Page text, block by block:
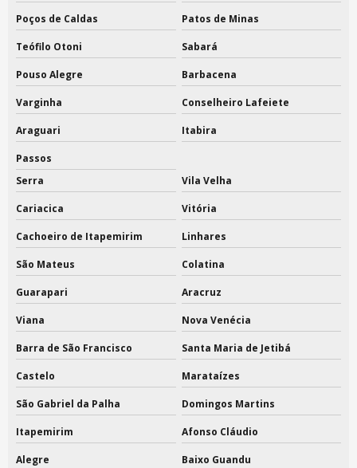
Fabrica de sacolas ecobag
Fábrica de sacolas tnt personalizadas
Fábrica sacos tnt
Fabricante de ecobag
Fabricante de sacolas tnt
Fornecedor de sacolas tnt
Preço de capa para ternos
Saco alvejado flanelado
Saco de sapatos com visor
Saco tnt branco
Saco tnt com cordão
Saco tnt em são paulo
Saco tnt para sapato
Saco tnt preços
Saco tnt preto
Poços de Caldas Patos de Minas
Teófilo Otoni Sabará
Pouso Alegre Barbacena
Varginha Conselheiro Lafeiete
Araguari Itabira
Passos
Serra
Vila Velha
Cariacica Vitória
Cachoeiro de Itapemirim Linhares
São Mateus Colatina
Guarapari Aracruz
Viana Nova Venécia
Barra de São Francisco Santa Maria de Jetibá
Castelo Marataízes
São Gabriel da Palha Domingos Martins
Itapemirim Afonso Cláudio
Alegre Baixo Guandu